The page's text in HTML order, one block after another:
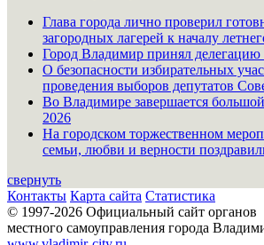
Глава города лично проверил
загородных лагерей к началу
Город Владимир принял делегацию
О безопасности избирательных
проведения выборов депутатов
Во Владимире завершается
2026
На городском торжественном
семьи, любви и верности
свернуть
Контакты Карта сайта Статистика
© 1997-2026 Официальный сайт органов
местного самоуправления города